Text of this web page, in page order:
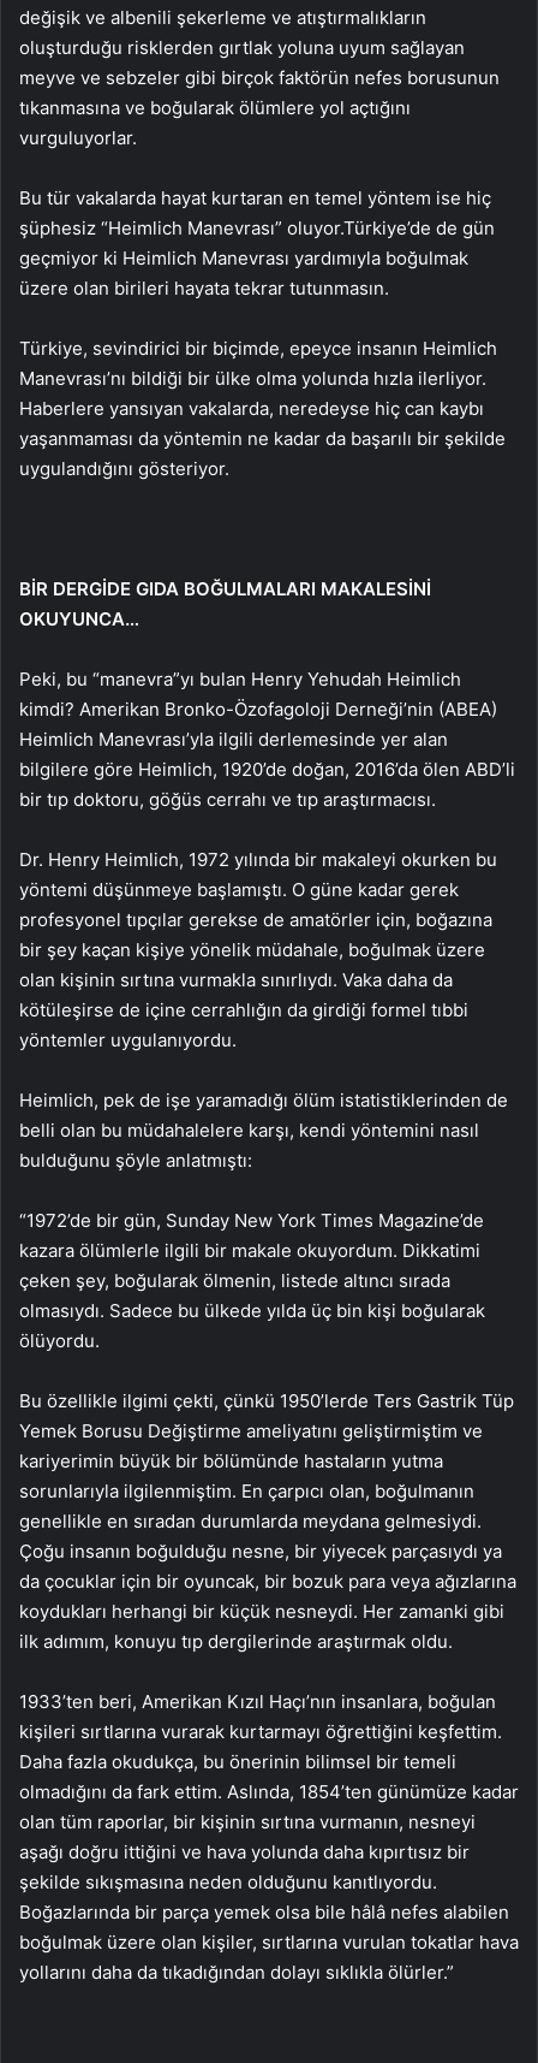
değişik ve albenili şekerleme ve atıştırmalıkların
oluşturduğu risklerden gırtlak yoluna uyum sağlayan
meyve ve sebzeler gibi birçok faktörün nefes borusunun
tıkanmasına ve boğularak ölümlere yol açtığını
vurguluyorlar.
Bu tür vakalarda hayat kurtaran en temel yöntem ise hiç
şüphesiz “Heimlich Manevrası” oluyor.Türkiye’de de gün
geçmiyor ki Heimlich Manevrası yardımıyla boğulmak
üzere olan birileri hayata tekrar tutunmasın.
Türkiye, sevindirici bir biçimde, epeyce insanın Heimlich
Manevrası’nı bildiği bir ülke olma yolunda hızla ilerliyor.
Haberlere yansıyan vakalarda, neredeyse hiç can kaybı
yaşanmaması da yöntemin ne kadar da başarılı bir şekilde
uygulandığını gösteriyor.
BİR DERGİDE GIDA BOĞULMALARI MAKALESİNİ
OKUYUNCA…
Peki, bu “manevra”yı bulan Henry Yehudah Heimlich
kimdi? Amerikan Bronko-Özofagoloji Derneği’nin (ABEA)
Heimlich Manevrası’yla ilgili derlemesinde yer alan
bilgilere göre Heimlich, 1920’de doğan, 2016’da ölen ABD’li
bir tıp doktoru, göğüs cerrahı ve tıp araştırmacısı.
Dr. Henry Heimlich, 1972 yılında bir makaleyi okurken bu
yöntemi düşünmeye başlamıştı. O güne kadar gerek
profesyonel tıpçılar gerekse de amatörler için, boğazına
bir şey kaçan kişiye yönelik müdahale, boğulmak üzere
olan kişinin sırtına vurmakla sınırlıydı. Vaka daha da
kötüleşirse de içine cerrahlığın da girdiği formel tıbbi
yöntemler uygulanıyordu.
Heimlich, pek de işe yaramadığı ölüm istatistiklerinden de
belli olan bu müdahalelere karşı, kendi yöntemini nasıl
bulduğunu şöyle anlatmıştı:
“1972’de bir gün, Sunday New York Times Magazine’de
kazara ölümlerle ilgili bir makale okuyordum. Dikkatimi
çeken şey, boğularak ölmenin, listede altıncı sırada
olmasıydı. Sadece bu ülkede yılda üç bin kişi boğularak
ölüyordu.
Bu özellikle ilgimi çekti, çünkü 1950’lerde Ters Gastrik Tüp
Yemek Borusu Değiştirme ameliyatını geliştirmiştim ve
kariyerimin büyük bir bölümünde hastaların yutma
sorunlarıyla ilgilenmiştim. En çarpıcı olan, boğulmanın
genellikle en sıradan durumlarda meydana gelmesiydi.
Çoğu insanın boğulduğu nesne, bir yiyecek parçasıydı ya
da çocuklar için bir oyuncak, bir bozuk para veya ağızlarına
koydukları herhangi bir küçük nesneydi. Her zamanki gibi
ilk adımım, konuyu tıp dergilerinde araştırmak oldu.
1933’ten beri, Amerikan Kızıl Haçı’nın insanlara, boğulan
kişileri sırtlarına vurarak kurtarmayı öğrettiğini keşfettim.
Daha fazla okudukça, bu önerinin bilimsel bir temeli
olmadığını da fark ettim. Aslında, 1854’ten günümüze kadar
olan tüm raporlar, bir kişinin sırtına vurmanın, nesneyi
aşağı doğru ittiğini ve hava yolunda daha kıpırtısız bir
şekilde sıkışmasına neden olduğunu kanıtlıyordu.
Boğazlarında bir parça yemek olsa bile hâlâ nefes alabilen
boğulmak üzere olan kişiler, sırtlarına vurulan tokatlar hava
yollarını daha da tıkadığından dolayı sıklıkla ölürler.”